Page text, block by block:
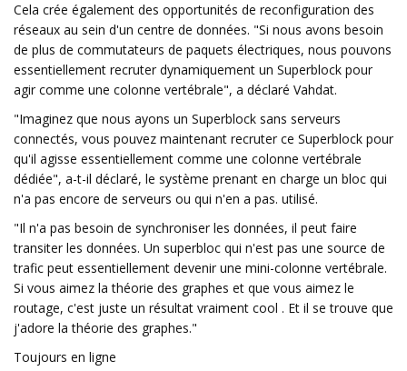
Cela crée également des opportunités de reconfiguration des
réseaux au sein d'un centre de données. "Si nous avons besoin
de plus de commutateurs de paquets électriques, nous pouvons
essentiellement recruter dynamiquement un Superblock pour
agir comme une colonne vertébrale", a déclaré Vahdat.
"Imaginez que nous ayons un Superblock sans serveurs
connectés, vous pouvez maintenant recruter ce Superblock pour
qu'il agisse essentiellement comme une colonne vertébrale
dédiée", a-t-il déclaré, le système prenant en charge un bloc qui
n'a pas encore de serveurs ou qui n'en a pas. utilisé.
"Il n'a pas besoin de synchroniser les données, il peut faire
transiter les données. Un superbloc qui n'est pas une source de
trafic peut essentiellement devenir une mini-colonne vertébrale.
Si vous aimez la théorie des graphes et que vous aimez le
routage, c'est juste un résultat vraiment cool . Et il se trouve que
j'adore la théorie des graphes."
Toujours en ligne